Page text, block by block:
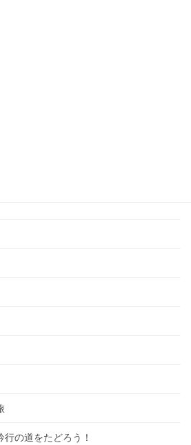
の道をたどろう！